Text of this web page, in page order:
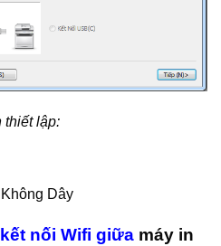
thiết lập:
Dây
nối Wifi giữa máy in